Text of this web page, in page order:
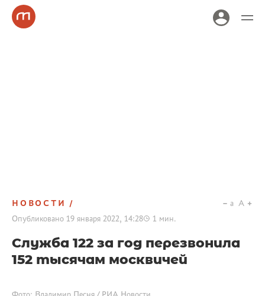
НОВОСТИ
Опубликовано 19 января 2022, 14:28 1 мин.
a A
Служба 122 за год перезвонила
152 тысячам москвичей